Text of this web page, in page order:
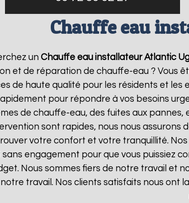
Chauffe eau
un Chauffe eau installateur Atlantic
et de réparation de chauffe-eau ? Vous
de haute qualité pour les résidents et les
pour répondre à vos besoins
de chauffe-eau, des fuites aux
sont rapides, nous nous assurons
votre confort et votre tranquillité.
engagement pour que vous puissiez
Nous sommes fiers de notre travail et
travail. Nos clients satisfaits nous ont